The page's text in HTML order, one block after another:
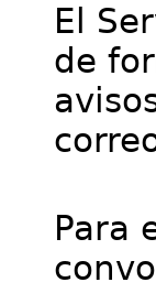
El
de
Para